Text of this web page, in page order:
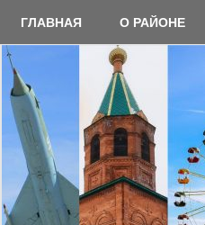
содержимому
ГЛАВНАЯ О РАЙОНЕ